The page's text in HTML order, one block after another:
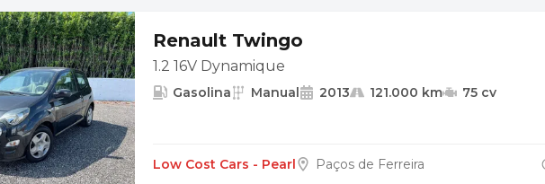
Renault Twingo
1.2 16V Dynamique
Gasolina Manual 2013 121.000 km 75 cv
Low Cost Cars - Pearl Paços de Ferreira